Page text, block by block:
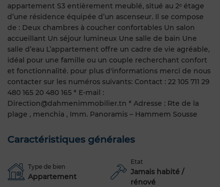
appartement S3 entièrement meublé, situé au 2ᵉ étage
d’une résidence équipée d’un ascenseur. Il se compose
de : Deux chambres à coucher confortables Un salon
accueillant Un séjour lumineux Une salle de bain Une
salle d’eau L’appartement offre un cadre de vie agréable,
idéal pour une famille ou un couple recherchant confort
et fonctionnalité. pour plus d'informations merci de nous
contacter sur les numéros suivants: Contact : 22 105 711 29
480 165 20 480 165 * E-mail :
Direction@dahmenimmobilier.tn * Adresse : Rte de la
plage , menchia , Imm. Panoramis – Hammem Sousse
Caractéristiques générales
Type de bien
Appartement
Etat
Jamais habité /
rénové